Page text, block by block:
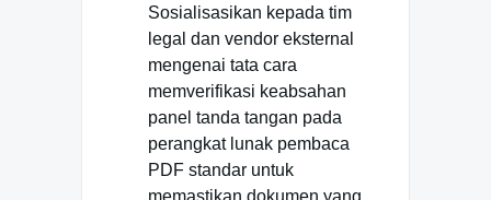
Sosialisasikan kepada tim
legal dan vendor eksternal
mengenai tata cara
memverifikasi keabsahan
panel tanda tangan pada
perangkat lunak pembaca
PDF standar untuk